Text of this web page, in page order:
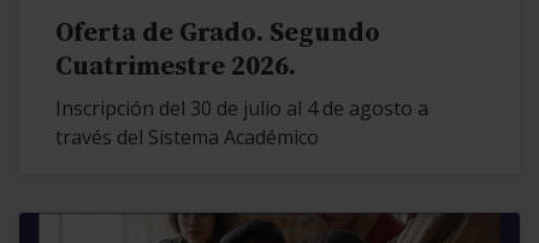
Oferta de Grado. Segundo
Cuatrimestre 2026.
Inscripción del 30 de julio al 4 de agosto a
través del Sistema Académico